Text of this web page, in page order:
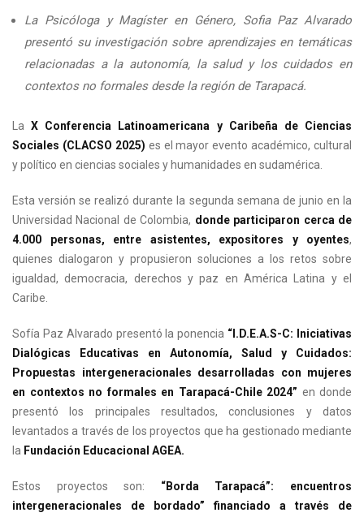
La Psicóloga y Magíster en Género, Sofia Paz Alvarado
presentó su investigación sobre aprendizajes en temáticas
relacionadas a la autonomía, la salud y los cuidados en
contextos no formales desde la región de Tarapacá.
LaX Conferencia Latinoamericana y Caribeña de Ciencias
Sociales (CLACSO 2025) es el mayor evento académico, cultural
y político en ciencias sociales y humanidades en sudamérica.
Esta versión se realizó durante la segunda semana de junio en la
Universidad Nacional de Colombia, donde participaron cerca de
4.000 personas, entre asistentes, expositores y oyentes,
quienes dialogaron y propusieron soluciones a los retos sobre
igualdad, democracia, derechos y paz en América Latina y el
Caribe.
Sofía Paz Alvarado presentó la ponencia “I.D.E.A.S-C: Iniciativas
Dialógicas Educativas en Autonomía, Salud y Cuidados:
Propuestas intergeneracionales desarrolladas con mujeres
en contextos no formales en Tarapacá-Chile 2024” en donde
presentó los principales resultados, conclusiones y datos
levantados a través de los proyectos que ha gestionado mediante
la Fundación Educacional AGEA.
Estos proyectos son: “Borda Tarapacá”: encuentros
intergeneracionales de bordado” financiado a través de